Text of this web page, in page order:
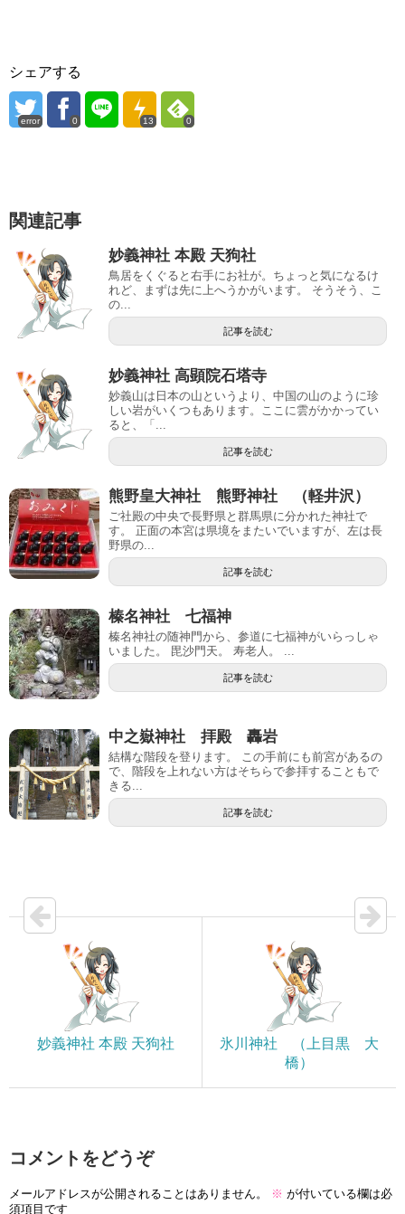
シェアする
error 0 13 0
関連記事
妙義神社 本殿 天狗社
鳥居をくぐると右手にお社が。ちょっと気になるけ
れど、まずは先に上へうかがいます。 そうそう、こ
の...
記事を読む
妙義神社 高顕院石塔寺
妙義山は日本の山というより、中国の山のように珍
しい岩がいくつもあります。ここに雲がかかってい
ると、「...
記事を読む
熊野皇大神社 熊野神社 （軽井沢）
ご社殿の中央で長野県と群馬県に分かれた神社で
す。 正面の本宮は県境をまたいでいますが、左は長
野県の...
記事を読む
榛名神社 七福神
榛名神社の随神門から、参道に七福神がいらっしゃ
いました。 毘沙門天。 寿老人。 ...
記事を読む
中之嶽神社 拝殿 轟岩
結構な階段を登ります。 この手前にも前宮があるの
で、階段を上れない方はそちらで参拝することもで
きる...
記事を読む
妙義神社 本殿 天狗社
氷川神社 （上目黒 大
橋）
コメントをどうぞ
メールアドレスが公開されることはありません。 ※ が付いている欄は必
須項目です